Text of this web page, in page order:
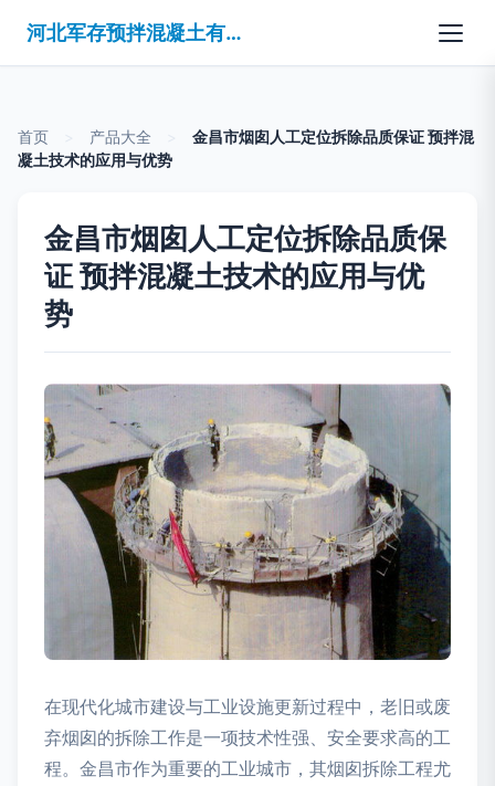
河北军存预拌混凝土有限公司
首页 产品大全
金昌市烟囱人工定位拆除品质保证 预拌混
凝土技术的应用与优势
金昌市烟囱人工定位拆除品质保
证 预拌混凝土技术的应用与优
势
在现代化城市建设与工业设施更新过程中，老旧或废
弃烟囱的拆除工作是一项技术性强、安全要求高的工
程。金昌市作为重要的工业城市，其烟囱拆除工程尤